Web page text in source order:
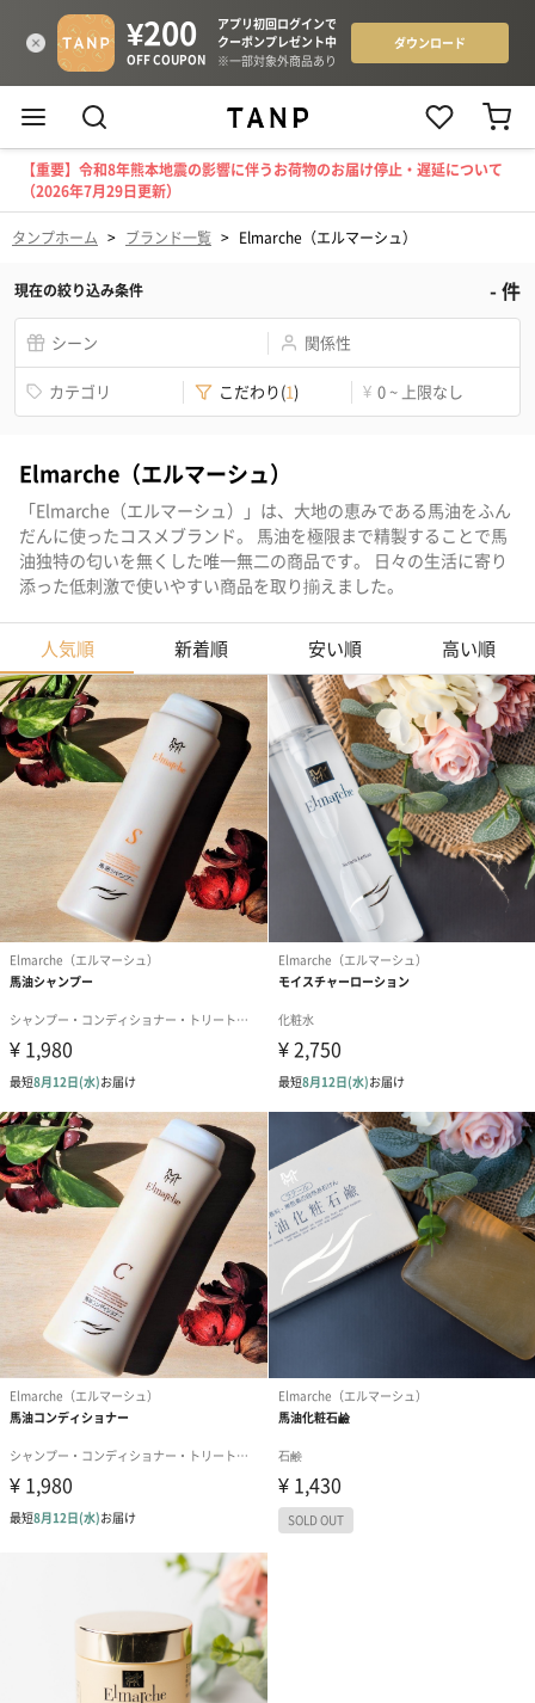
【重要】令和8年熊本地震の影響に伴うお荷物のお届け停止・遅延について
（2026年7月29日更新）
タンプホーム > ブランド一覧 > Elmarche（エルマーシュ）
現在の絞り込み条件 -件
シーン 関係性
カテゴリ こだわり(1) ¥ 0 ~ 上限なし
Elmarche（エルマーシュ）
「Elmarche（エルマーシュ）」は、大地の恵みである馬油をふん
だんに使ったコスメブランド。 馬油を極限まで精製することで馬
油独特の匂いを無くした唯一無二の商品です。 日々の生活に寄り
添った低刺激で使いやすい商品を取り揃えました。
人気順 新着順 安い順 高い順